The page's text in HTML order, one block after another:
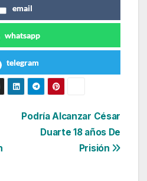
email
whatsapp
telegram
Podría Alcanzar César
Duarte 18 años De
Prisión